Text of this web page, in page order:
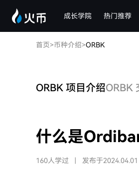
成长学院 热门推荐
首页>币种介绍>ORBK
ORBK 项目介绍ORBK
什么是
160人学过 发布于2024.04.01